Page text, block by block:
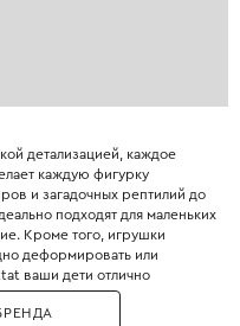
детализацией, каждое
каждую фигурку
и загадочных рептилий до
подходят для маленьких
Кроме того, игрушки
деформировать или
ваши дети отлично
а также вдохновятся на